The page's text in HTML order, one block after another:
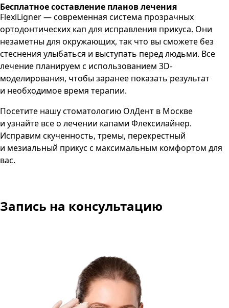
Бесплатное составление планов лечения
FlexiLigner — современная система прозрачных
ортодонтических кап для исправления прикуса. Они
незаметны для окружающих, так что вы сможете без
стеснения улыбаться и выступать перед людьми. Все
лечение планируем с использованием 3D-
моделирования, чтобы заранее показать результат
и необходимое время терапии.
Посетите нашу стоматологию ОлДент в Москве
и узнайте все о лечении капами Флексилайнер.
Исправим скученность, тремы, перекрестный
и мезиальный прикус с максимальным комфортом для
вас.
Запись на консультацию